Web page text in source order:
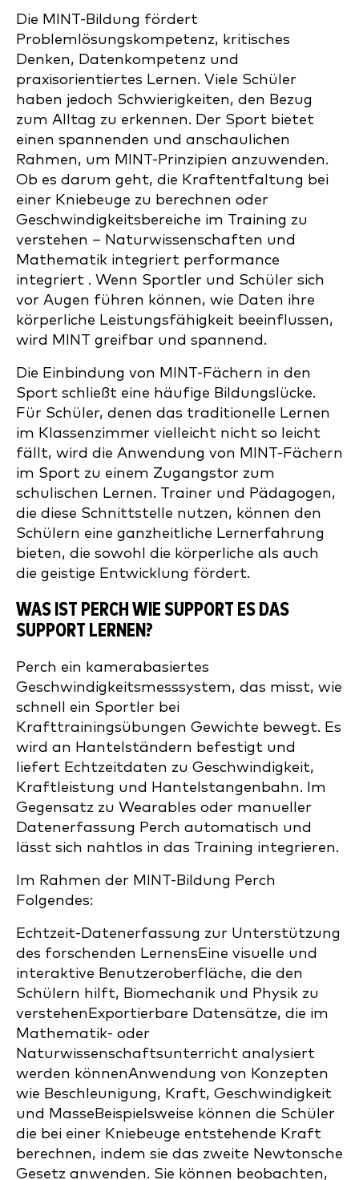
Die MINT-Bildung fördert
Problemlösungskompetenz, kritisches
Denken, Datenkompetenz und
praxisorientiertes Lernen. Viele Schüler
haben jedoch Schwierigkeiten, den Bezug
zum Alltag zu erkennen. Der Sport bietet
einen spannenden und anschaulichen
Rahmen, um MINT-Prinzipien anzuwenden.
Ob es darum geht, die Kraftentfaltung bei
einer Kniebeuge zu berechnen oder
Geschwindigkeitsbereiche im Training zu
verstehen – Naturwissenschaften und
Mathematik integriert performance
integriert . Wenn Sportler und Schüler sich
vor Augen führen können, wie Daten ihre
körperliche Leistungsfähigkeit beeinflussen,
wird MINT greifbar und spannend.
Die Einbindung von MINT-Fächern in den
Sport schließt eine häufige Bildungslücke.
Für Schüler, denen das traditionelle Lernen
im Klassenzimmer vielleicht nicht so leicht
fällt, wird die Anwendung von MINT-Fächern
im Sport zu einem Zugangstor zum
schulischen Lernen. Trainer und Pädagogen,
die diese Schnittstelle nutzen, können den
Schülern eine ganzheitliche Lernerfahrung
bieten, die sowohl die körperliche als auch
die geistige Entwicklung fördert.
WAS IST PERCH WIE SUPPORT ES DAS
SUPPORT LERNEN?
Perch ein kamerabasiertes
Geschwindigkeitsmesssystem, das misst, wie
schnell ein Sportler bei
Krafttrainingsübungen Gewichte bewegt. Es
wird an Hantelständern befestigt und
liefert Echtzeitdaten zu Geschwindigkeit,
Kraftleistung und Hantelstangenbahn. Im
Gegensatz zu Wearables oder manueller
Datenerfassung Perch automatisch und
lässt sich nahtlos in das Training integrieren.
Im Rahmen der MINT-Bildung Perch
Folgendes:
Echtzeit-Datenerfassung zur Unterstützung
des forschenden LernensEine visuelle und
interaktive Benutzeroberfläche, die den
Schülern hilft, Biomechanik und Physik zu
verstehenExportierbare Datensätze, die im
Mathematik- oder
Naturwissenschaftsunterricht analysiert
werden könnenAnwendung von Konzepten
wie Beschleunigung, Kraft, Geschwindigkeit
und MasseBeispielsweise können die Schüler
die bei einer Kniebeuge entstehende Kraft
berechnen, indem sie das zweite Newtonsche
Gesetz anwenden. Sie können beobachten,